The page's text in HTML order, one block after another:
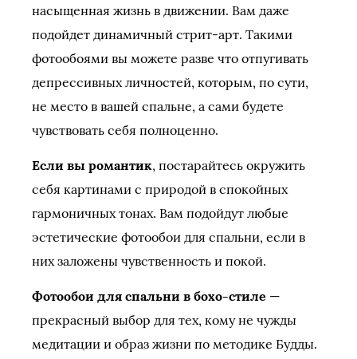
насыщенная жизнь в движении. Вам даже
подойдет динамичный стрит-арт. Такими
фотообоями вы можете разве что отпугивать
депрессивных личностей, которым, по сути,
не место в вашей спальне, а сами будете
чувствовать себя полноценно.
Если вы романтик, постарайтесь окружить
себя картинами с природой в спокойных
гармоничных тонах. Вам подойдут любые
эстетические фотообои для спальни, если в
них заложены чувственность и покой.
Фотообои для спальни в бохо-стиле —
прекрасный выбор для тех, кому не чужды
медитации и образ жизни по методике Будды.